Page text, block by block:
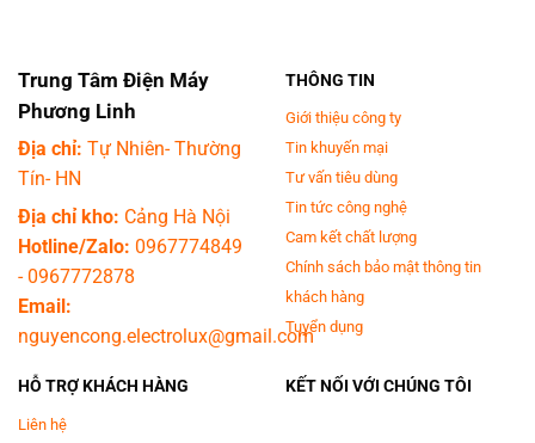
Trung Tâm Điện Máy
Phương Linh
Địa chỉ: Tự Nhiên- Thường
Tín- HN
Địa chỉ kho: Cảng Hà Nội
Hotline/Zalo: 0967774849
-0967772878
Email:
nguyencong.electrolux@gmail.com
THÔNG TIN
Giới thiệu công ty
Tin khuyến mại
Tư vấn tiêu dùng
Tin tức công nghệ
Cam kết chất lượng
Chính sách bảo mật thông tin
khách hàng
Tuyển dụng
HỖ TRỢ KHÁCH HÀNG
Liên hệ
KẾT NỐI VỚI CHÚNG TÔI